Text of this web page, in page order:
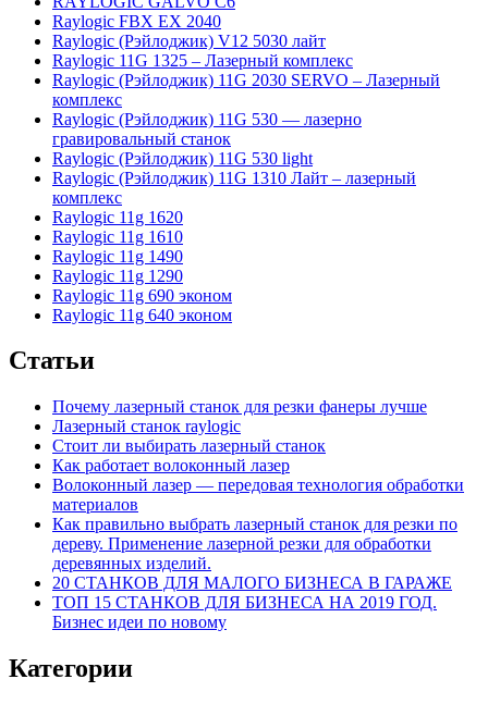
Raylogic FBX EX 2040
Raylogic (Рэйлоджик) V12 5030 лайт
Raylogic 11G 1325 – Лазерный комплекс
Raylogic (Рэйлоджик) 11G 2030 SERVO – Лазерный
комплекс
Raylogic (Рэйлоджик) 11G 530 — лазерно
гравировальный станок
Raylogic (Рэйлоджик) 11G 530 light
Raylogic (Рэйлоджик) 11G 1310 Лайт – лазерный
комплекс
Raylogic 11g 1620
Raylogic 11g 1610
Raylogic 11g 1490
Raylogic 11g 1290
Raylogic 11g 690 эконом
Raylogic 11g 640 эконом
Статьи
Почему лазерный станок для резки фанеры лучше
Лазерный станок raylogic
Стоит ли выбирать лазерный станок
Как работает волоконный лазер
Волоконный лазер — передовая технология обработки
материалов
Как правильно выбрать лазерный станок для резки по
дереву. Применение лазерной резки для обработки
деревянных изделий.
20 СТАНКОВ ДЛЯ МАЛОГО БИЗНЕСА В ГАРАЖЕ
ТОП 15 СТАНКОВ ДЛЯ БИЗНЕСА НА 2019 ГОД.
Бизнес идеи по новому
Категории